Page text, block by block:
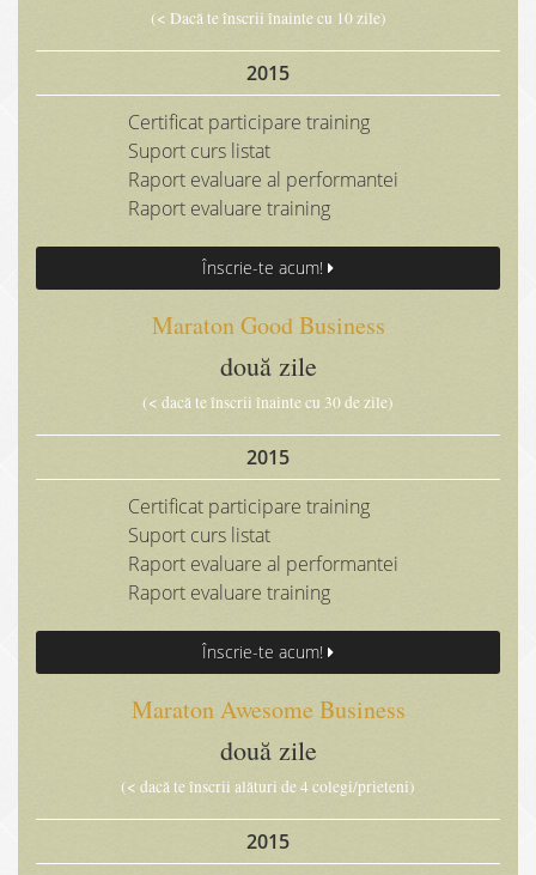
(< Dacă te înscrii înainte cu 10 zile)
2015
Certificat participare training
Suport curs listat
Raport evaluare al performantei
Raport evaluare training
Înscrie-te acum!
Maraton Good Business
două zile
(< dacă te înscrii înainte cu 30 de zile)
2015
Certificat participare training
Suport curs listat
Raport evaluare al performantei
Raport evaluare training
Înscrie-te acum!
Maraton Awesome Business
două zile
(< dacă te înscrii alături de 4 colegi/prieteni)
2015